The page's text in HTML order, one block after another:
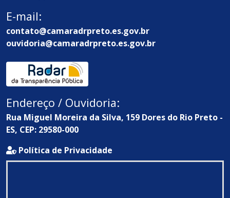
E-mail:
contato@camaradrpreto.es.gov.br
ouvidoria@camaradrpreto.es.gov.br
Endereço / Ouvidoria:
Rua Miguel Moreira da Silva, 159 Dores do Rio Preto -
ES, CEP: 29580-000
Política de Privacidade